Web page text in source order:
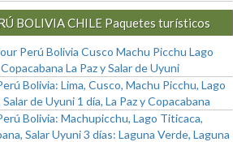
BOLIVIA CHILE Paquetes turísticos
Perú Bolivia Cusco Machu Picchu Lago
La Paz y Salar de Uyuni
Bolivia: Lima, Cusco, Machu Picchu, Lago
de Uyuni 1 día, La Paz y Copacabana
Bolivia: Machupicchu, Lago Titicaca,
Salar Uyuni 3 días: Laguna Verde, Laguna